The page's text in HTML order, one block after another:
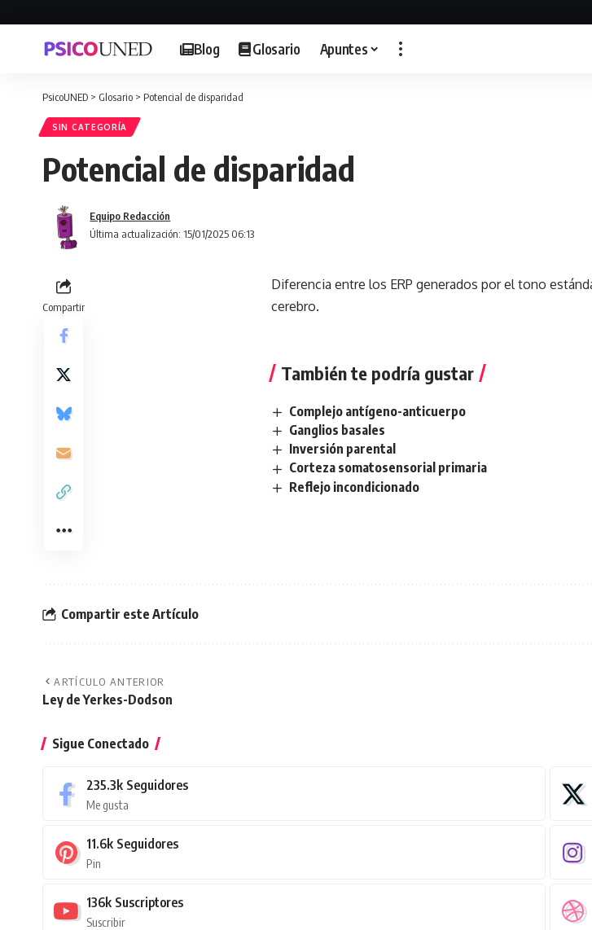
Blog Glosario Apuntes
PsicoUNED > Glosario > Potencial de disparidad
SIN CATEGORÍA
Potencial de disparidad
Última actualización: 15/01/2025 06:13
Equipo Redacción
Compartir
Diferencia entre los ERP generados por el tono
cerebro.
También te podría gustar
Complejo antígeno-anticuerpo
Ganglios basales
Inversión parental
Corteza somatosensorial primaria
Reflejo incondicionado
Compartir este Artículo
ARTÍCULO ANTERIOR
Ley de Yerkes-Dodson
Sigue Conectado
235.3k Seguidores
Me gusta
11.6k Seguidores
Pin
136k Suscriptores
Suscribir